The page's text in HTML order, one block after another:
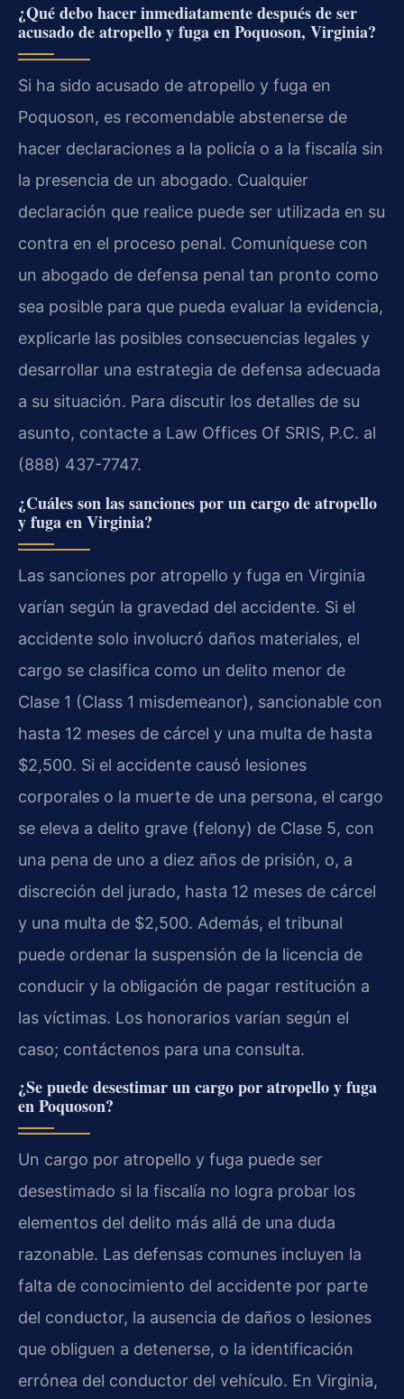
¿Qué debo hacer inmediatamente después de ser
acusado de atropello y fuga en Poquoson, Virginia?
Si ha sido acusado de atropello y fuga en
Poquoson, es recomendable abstenerse de
hacer declaraciones a la policía o a la fiscalía sin
la presencia de un abogado. Cualquier
declaración que realice puede ser utilizada en su
contra en el proceso penal. Comuníquese con
un abogado de defensa penal tan pronto como
sea posible para que pueda evaluar la evidencia,
explicarle las posibles consecuencias legales y
desarrollar una estrategia de defensa adecuada
a su situación. Para discutir los detalles de su
asunto, contacte a Law Offices Of SRIS, P.C. al
(888) 437-7747.
¿Cuáles son las sanciones por un cargo de atropello
y fuga en Virginia?
Las sanciones por atropello y fuga en Virginia
varían según la gravedad del accidente. Si el
accidente solo involucró daños materiales, el
cargo se clasifica como un delito menor de
Clase 1 (Class 1 misdemeanor), sancionable con
hasta 12 meses de cárcel y una multa de hasta
$2,500. Si el accidente causó lesiones
corporales o la muerte de una persona, el cargo
se eleva a delito grave (felony) de Clase 5, con
una pena de uno a diez años de prisión, o, a
discreción del jurado, hasta 12 meses de cárcel
y una multa de $2,500. Además, el tribunal
puede ordenar la suspensión de la licencia de
conducir y la obligación de pagar restitución a
las víctimas. Los honorarios varían según el
caso; contáctenos para una consulta.
¿Se puede desestimar un cargo por atropello y fuga
en Poquoson?
Un cargo por atropello y fuga puede ser
desestimado si la fiscalía no logra probar los
elementos del delito más allá de una duda
razonable. Las defensas comunes incluyen la
falta de conocimiento del accidente por parte
del conductor, la ausencia de daños o lesiones
que obliguen a detenerse, o la identificación
errónea del conductor del vehículo. En Virginia,